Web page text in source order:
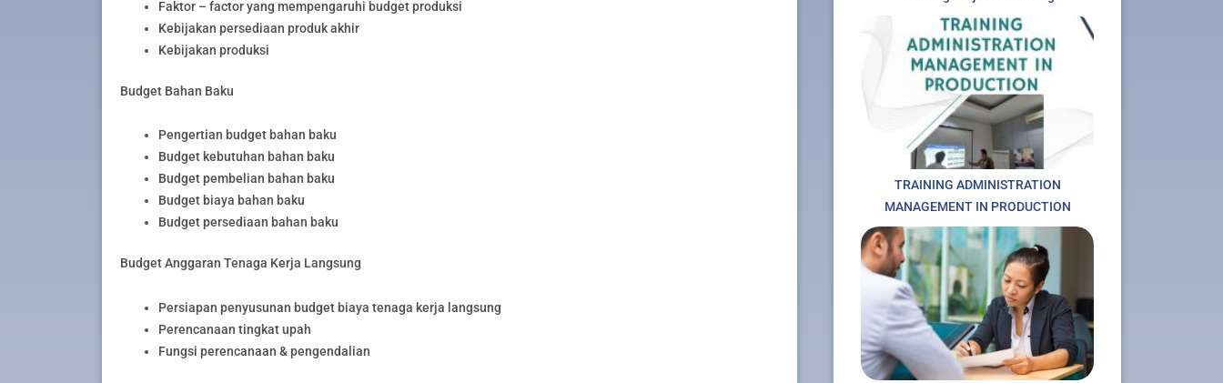
Faktor – factor yang mempengaruhi budget produksi
Kebijakan persediaan produk akhir
Kebijakan produksi
Budget Bahan Baku
Pengertian budget bahan baku
Budget kebutuhan bahan baku
Budget pembelian bahan baku
Budget biaya bahan baku
Budget persediaan bahan baku
Budget Anggaran Tenaga Kerja Langsung
Persiapan penyusunan budget biaya tenaga kerja langsung
Perencanaan tingkat upah
Fungsi perencanaan & pengendalian
TRAINING ADMINISTRATION
MANAGEMENT IN PRODUCTION